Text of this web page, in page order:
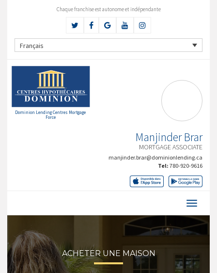
Chaque franchise est autonome et indépendante
Français
Dominion Lending Centres Mortgage
Force
Manjinder Brar
MORTGAGE ASSOCIATE
manjinder.brar@dominionlending.ca
Tel: 780-920-9616
ACHETER UNE MAISON